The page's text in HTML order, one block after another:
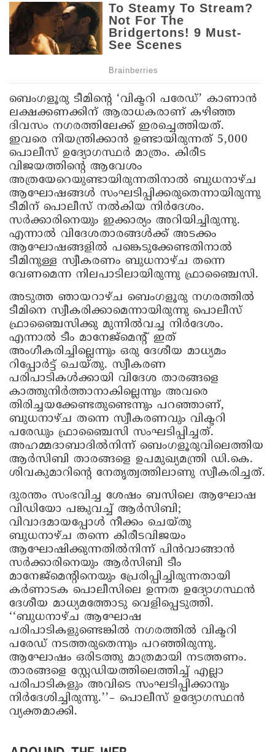
ബെംഗളൂരു ടീമിന്റെ ‘വിക്ടറി പരേഡ്’ കാണാൻ
ലക്ഷക്കണക്കിന് ആരാധകരാണ് കഴിഞ്ഞ
ദിവസം നഗരത്തിലേക്ക് ഇരച്ചെത്തിയത്.
ഇവരെ നിയന്ത്രിക്കാൻ ഉണ്ടായിരുന്നത് 5,000
പൊലീസ് ഉദ്യോഗസ്ഥർ മാത്രം. കിരീട
വിജയത്തിന്റെ ആവേശം
അത്രയേറെയുണ്ടായിരുന്നതിനാൽ ബുധനാഴ്ച
ആഘോഷങ്ങൾ സംഘടിപ്പിക്കരുതെന്നായിരുന്നു
ടീമിന് പൊലീസ് നൽകിയ നിർദേശം.
സർക്കാരിനെയും ഇക്കാര്യം അറിയിച്ചിരുന്നു.
എന്നാൽ വിദേശതാരങ്ങൾക്ക് അടക്കം
ആഘോഷങ്ങളിൽ പങ്കെടുക്കേണ്ടതിനാൽ
ടീമിനുള്ള സ്വീകരണം ബുധനാഴ്ച തന്നെ
വേണമെന്ന നിലപാടിലായിരുന്നു ഫ്രാഞ്ചൈസി.
അടുത്ത ഞായറാഴ്ച ബെംഗളൂരു നഗരത്തിൽ
ടീമിനെ സ്വീകരിക്കാമെന്നായിരുന്നു പൊലീസ്
ഫ്രാഞ്ചൈസിക്കു മുന്നില്‍വച്ച നിര്‍ദേശം.
എന്നാൽ‌ ടീം മാനേജ്മെന്റ് ഇത്
അംഗീകരിച്ചില്ലെന്നും ഒരു ദേശീയ മാധ്യമം
റിപ്പോർട്ട് ചെയ്തു. സ്വീകരണ
പരിപാടികൾക്കായി വിദേശ താരങ്ങളെ
കാത്തുനിർത്താനാകില്ലെന്നും അവരെ
തിരിച്ചയക്കേണ്ടതുണ്ടെന്നും പറഞ്ഞാണ്,
ബുധനാഴ്ച തന്നെ സ്വീകരണവും വിക്ടറി
പരേഡും ഫ്രാഞ്ചൈസി സംഘടിപ്പിച്ചത്.
അഹമ്മദാബാദിൽനിന്ന് ബെംഗളൂരുവിലെത്തിയ
ആർസിബി താരങ്ങളെ ഉപമുഖ്യമന്ത്രി ഡി.കെ.
ശിവകുമാറിന്റെ നേതൃത്വത്തിലാണു സ്വീകരിച്ചത്.
ദുരന്തം സംഭവിച്ച ശേഷം ബസിലെ ആഘോഷ
വിഡിയോ പങ്കുവച്ച് ആർസിബി;
വിവാദമായപ്പോൾ നീക്കം ചെയ്തു
ബുധനാഴ്ച തന്നെ കിരീടവിജയം
ആഘോഷിക്കുന്നതിൽനിന്ന് പിൻവാങ്ങാൻ
സർക്കാരിനെയും ആർസിബി ടീം
മാനേജ്മെന്റിനെയും പ്രേരിപ്പിച്ചിരുന്നതായി
കർണാടക പൊലീസിലെ ഉന്നത ഉദ്യോഗസ്ഥൻ
ദേശീയ മാധ്യമത്തോടു വെളിപ്പെടുത്തി.
‘‘ബുധനാഴ്ച ആഘോഷ
പരിപാടികളുണ്ടെങ്കിൽ നഗരത്തിൽ വിക്ടറി
പരേഡ് നടത്തരുതെന്നും പറഞ്ഞിരുന്നു.
ആഘോഷം ഒരിടത്തു മാത്രമായി നടത്തണം.
താരങ്ങളെ സ്റ്റേഡിയത്തിലെത്തിച്ച് എല്ലാ
പരിപാടികളും അവിടെ സംഘടിപ്പിക്കാനും
നിർദേശിച്ചിരുന്നു.’’– പൊലീസ് ഉദ്യോഗസ്ഥൻ
വ്യക്തമാക്കി.